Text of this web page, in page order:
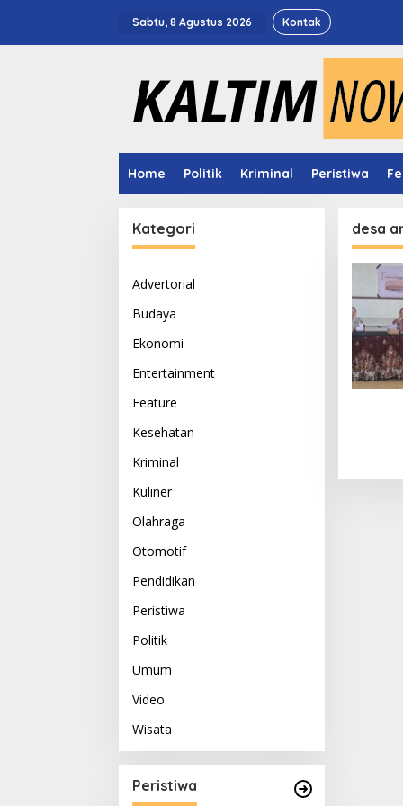
Sabtu, 8 Agustus 2026 Kontak
Home Politik Kriminal Peristiwa
Kategori
Advertorial
Budaya
Ekonomi
Entertainment
Feature
Kesehatan
Kriminal
Kuliner
Olahraga
Otomotif
Pendidikan
Peristiwa
Politik
Umum
Video
Wisata
Peristiwa
desa